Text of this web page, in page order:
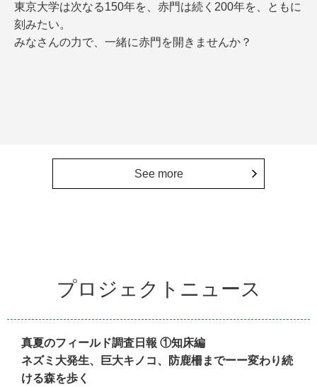
東京大学は次なる150年を、赤門は続く200年を、ともに
刻みたい。
みなさんの力で、一緒に赤門を開きませんか？
See more
プロジェクトニュース
真夏のフィールド調査日報 ①知床編
ネズミ大発生、巨大キノコ、防鹿柵までーー変わり続
ける森を歩く